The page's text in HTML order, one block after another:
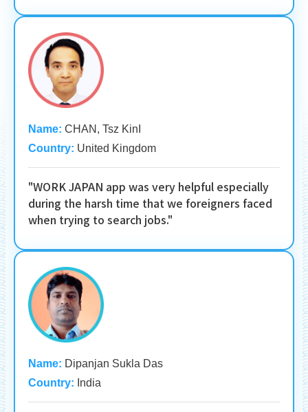
Name: CHAN, Tsz KinI
Country: United Kingdom
"WORK JAPAN app was very helpful especially
during the harsh time that we foreigners faced
when trying to search jobs."
Name: Dipanjan Sukla Das
Country: India